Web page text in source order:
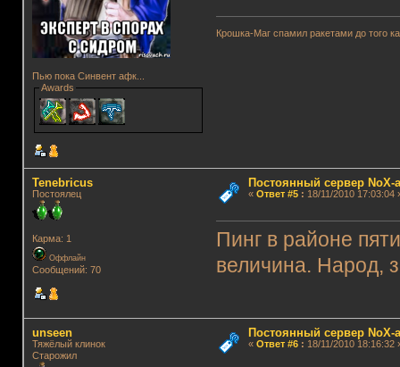
Пью пока Синвент афк...
Awards
Крошка-Маг спамил ракетами до того
Tenebricus
Постоялец
Карма: 1
Оффлайн
Сообщений: 70
Постоянный сервер NoX-а
« Ответ #5: 18/11/2010 17:03:04
Пинг в районе
величина. Народ,
unseen
Тяжёлый клинок
Старожил
Постоянный сервер NoX-а
« Ответ #6: 18/11/2010 18:16:32